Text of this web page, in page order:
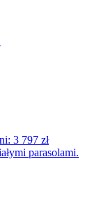
3 797 zł